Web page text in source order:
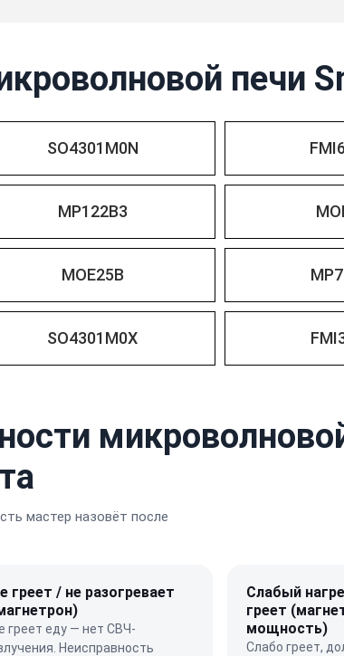
печи
SO4301M0N
MP122B3
MOE25B
SO4301M0X
мастер назовёт после
греет / не разогревает
греет еду — нет СВЧ-
Неисправность
Слабый
греет
мощность)
Слабо греет,